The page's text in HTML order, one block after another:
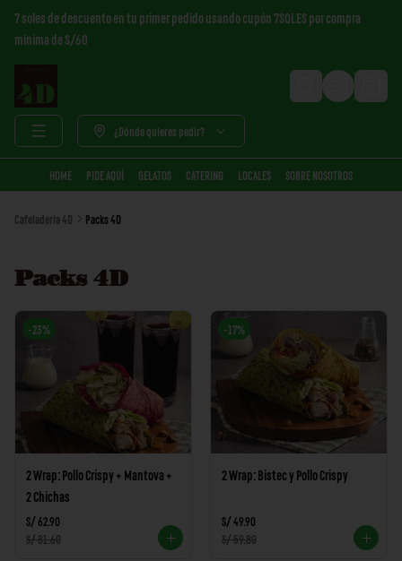
7 soles de descuento en tu primer pedido usando cupón 7SOLES por compra
mínima de S/60
Login
¿Dónde quieres pedir?
HOME PIDE AQUÍ GELATOS CATERING LOCALES SOBRE NOSOTROS
Cafeladeria 4D Packs 4D
Packs 4D
-23%
2 Wrap: Pollo Crispy + Mantova +
2 Chichas
S/ 62.90
S/ 81.60
-17%
2 Wrap: Bistec y Pollo Crispy
S/ 49.90
S/ 59.80